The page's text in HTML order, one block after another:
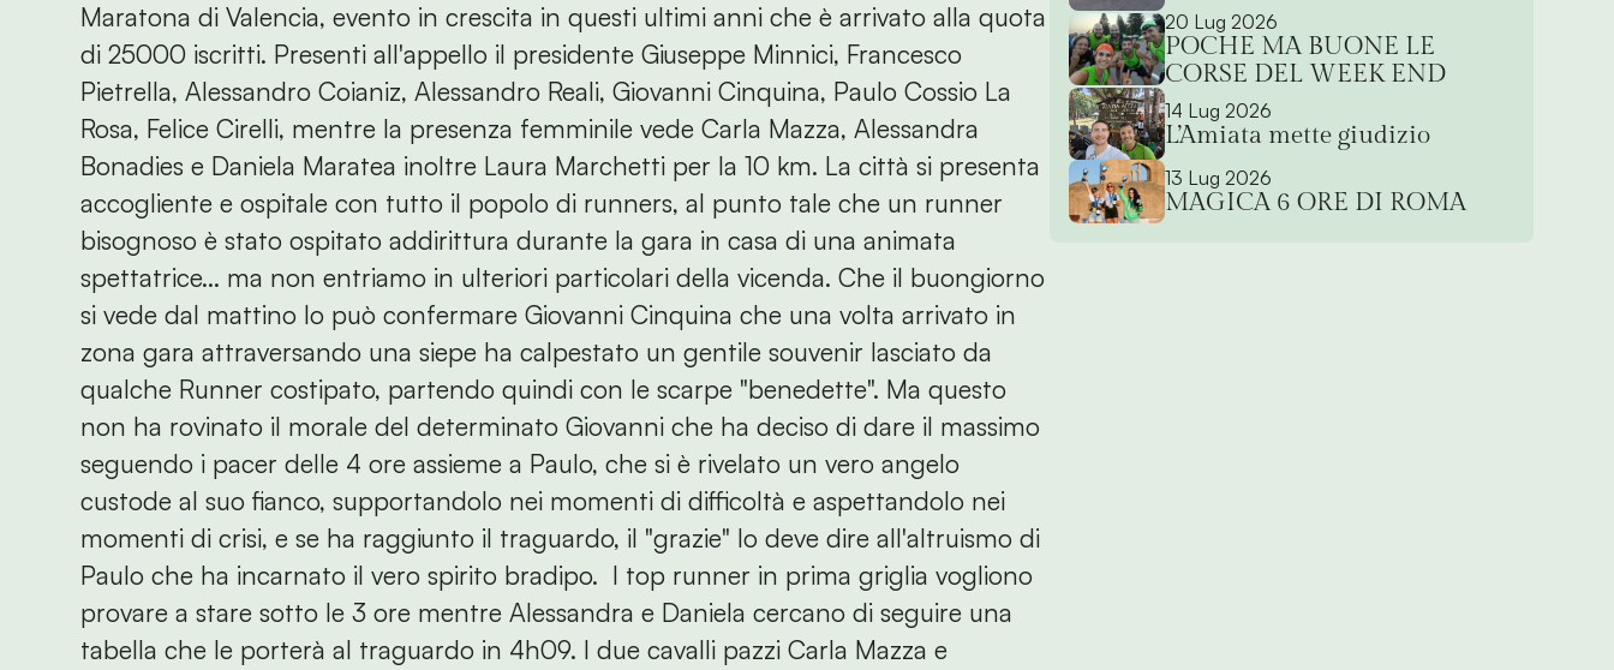
Maratona di Valencia, evento in crescita in questi ultimi anni che è arrivato alla quota
di 25000 iscritti. Presenti all'appello il presidente Giuseppe Minnici, Francesco
Pietrella, Alessandro Coianiz, Alessandro Reali, Giovanni Cinquina, Paulo Cossio La
Rosa, Felice Cirelli, mentre la presenza femminile vede Carla Mazza, Alessandra
Bonadies e Daniela Maratea inoltre Laura Marchetti per la 10 km. La città si presenta
accogliente e ospitale con tutto il popolo di runners, al punto tale che un runner
bisognoso è stato ospitato addirittura durante la gara in casa di una animata
spettatrice... ma non entriamo in ulteriori particolari della vicenda. Che il buongiorno
si vede dal mattino lo può confermare Giovanni Cinquina che una volta arrivato in
zona gara attraversando una siepe ha calpestato un gentile souvenir lasciato da
qualche Runner costipato, partendo quindi con le scarpe "benedette". Ma questo
non ha rovinato il morale del determinato Giovanni che ha deciso di dare il massimo
seguendo i pacer delle 4 ore assieme a Paulo, che si è rivelato un vero angelo
custode al suo fianco, supportandolo nei momenti di difficoltà e aspettandolo nei
momenti di crisi, e se ha raggiunto il traguardo, il "grazie" lo deve dire all'altruismo di
Paulo che ha incarnato il vero spirito bradipo. I top runner in prima griglia vogliono
provare a stare sotto le 3 ore mentre Alessandra e Daniela cercano di seguire una
tabella che le porterà al traguardo in 4h09. I due cavalli pazzi Carla Mazza e
20 Lug 2026
POCHE MA BUONE LE
CORSE DEL WEEK END
14 Lug 2026
L’Amiata mette giudizio
13 Lug 2026
MAGICA 6 ORE DI ROMA